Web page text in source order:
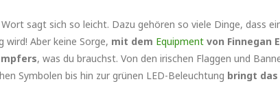
sagt sich so leicht. Dazu gehören so viele Dinge, dass
wird! Aber keine Sorge, mit dem Equipment von Finnegan
, was du brauchst. Von den irischen Flaggen und
Symbolen bis hin zur grünen LED-Beleuchtung bringt